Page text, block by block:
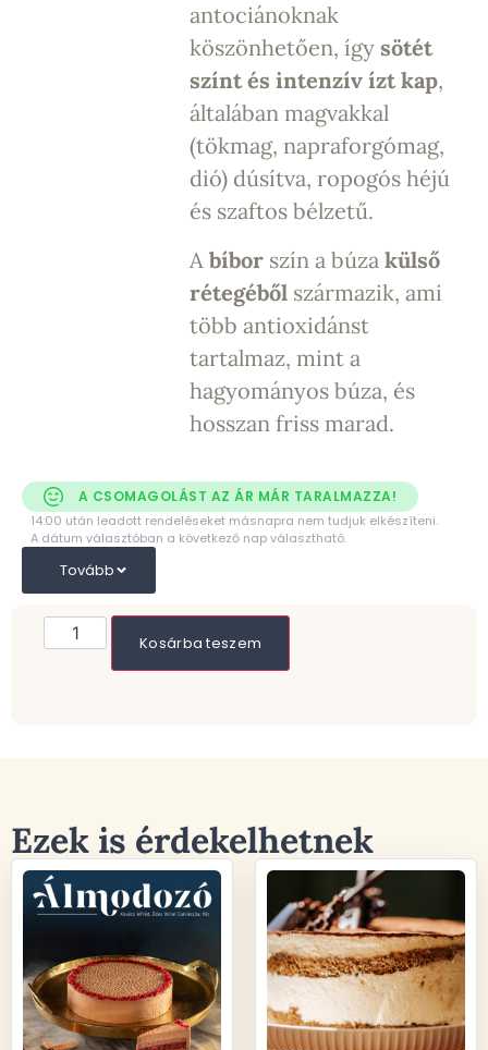
antociánoknak
köszönhetően, így sötét
színt és intenzív ízt kap,
általában magvakkal
(tökmag, napraforgómag,
dió) dúsítva, ropogós héjú
és szaftos bélzetű.
Abíbor szín a búzakülső
rétegéből származik, ami
több antioxidánst
tartalmaz, mint a
hagyományos búza, és
hosszan friss marad.
A CSOMAGOLÁST AZ ÁR MÁR TARALMAZZA!
14:00 után leadott rendeléseket másnapra nem tudjuk elkészíteni.
A dátum választóban a következő nap választható.
Tovább
Kosárba teszem
Ezek is érdekelhetnek